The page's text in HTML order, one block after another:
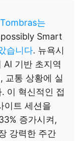
Tombras는
Smart
습니다. 뉴욕시
기반 초지역
교통 상황에 실
이 혁신적인 접
이트 세션을
증가시켜,
강력한 주간